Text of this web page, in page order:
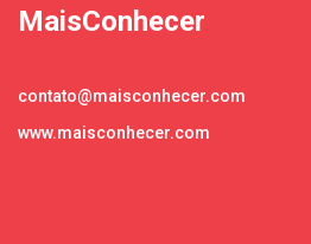
MaisConhecer
contato@maisconhecer.com
www.maisconhecer.com